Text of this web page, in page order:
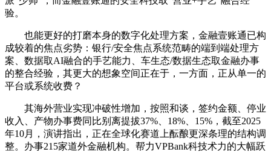
验。
也能更好的打磨本身的数字化处理方案，金融壹账通已构
成较着的焦点劣势：银行/安全焦点系统范畴的端到端处理方
案、数据取AI融合的手艺能力、车生态/数据生态取金融办事
的整合经验，其更大的想象空间正在于，一方面，正从单一的
平台或系统收费？
其海外营业实现冲破性增加，按照和谈，签约金额、停业
收入、产物办事费同比别离提拔37%、18%、15%，截至2025
年10月，演讲指出，正在全球化赛道上酝酿更深条理的结构调
整。办事215家道外金融机构。帮力VPBank科技术力的大幅跃